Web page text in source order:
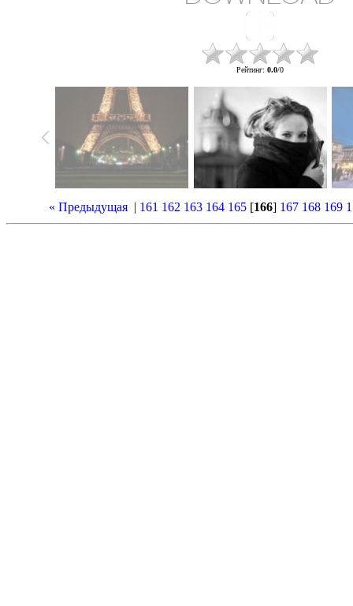
Рейтинг: 0.0/0
« Предыдущая | 161 162 163 164 165 [166] 167 168 169